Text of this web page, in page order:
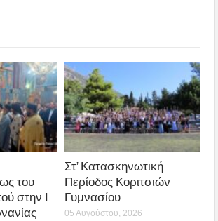
του
στην Ι.
Στ’ Κατασκηνωτική
Περίοδος Κοριτσιών
Γυμνασίου
05 Αυγούστου, 2026